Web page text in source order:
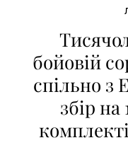
бойовій
спільно з
збір